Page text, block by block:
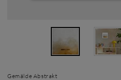
Gemälde Abstrakt